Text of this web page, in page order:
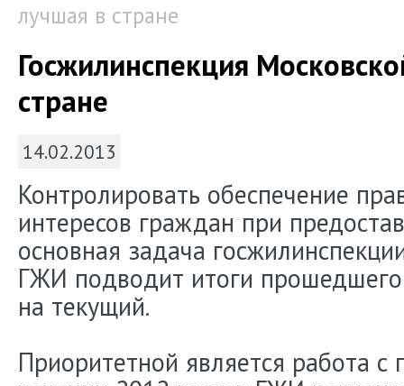
лучшая в стране
Госжилинспекция
стране
14.02.2013
Контролировать обеспечение
интересов граждан при
основная задача
ГЖИ подводит итоги прошедшего
на текущий.
Приоритетной является работа